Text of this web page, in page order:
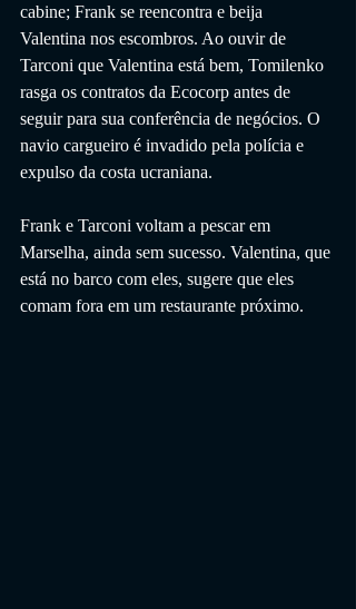
cabine; Frank se reencontra e beija
Valentina nos escombros. Ao ouvir de
Tarconi que Valentina está bem, Tomilenko
rasga os contratos da Ecocorp antes de
seguir para sua conferência de negócios. O
navio cargueiro é invadido pela polícia e
expulso da costa ucraniana.
Frank e Tarconi voltam a pescar em
Marselha, ainda sem sucesso. Valentina, que
está no barco com eles, sugere que eles
comam fora em um restaurante próximo.